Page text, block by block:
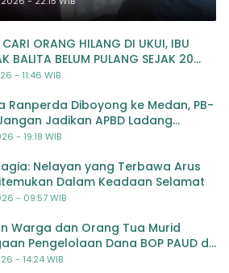
CARI ORANG HILANG DI UKUI, IBU
BALITA BELUM PULANG SEJAK 20
- 11:46 WIB
Ranperda Diboyong ke Medan, PB-
Jadikan APBD Ladang
yang Tak Perlu
- 19:18 WIB
Nelayan yang Terbawa Arus
Dalam Keadaan Selamat
- 09:57 WIB
Warga dan Orang Tua Murid
Pengelolaan Dana BOP PAUD di
Tapanuli Selatan
- 14:24 WIB